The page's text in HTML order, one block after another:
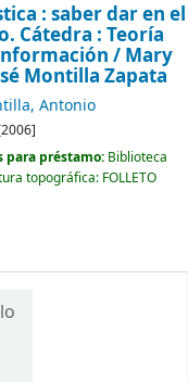
: saber dar en el
Cátedra : Teoría
/ Mary
Montilla Zapata
Antonio
préstamo: Biblioteca
topográfica: FOLLETO